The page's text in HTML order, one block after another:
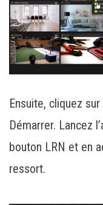
Ensuite, cliquez
Démarrer. Lancez
bouton LRN et en
ressort.